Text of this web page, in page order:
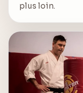
plus loin.